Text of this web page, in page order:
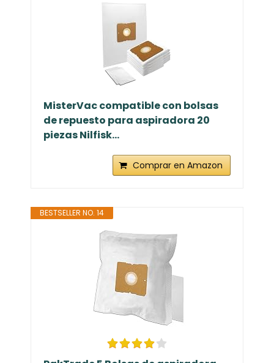
MisterVac compatible con bolsas
de repuesto para aspiradora 20
piezas Nilfisk...
Comprar en Amazon
BESTSELLER NO. 14